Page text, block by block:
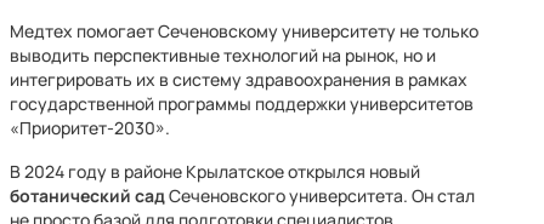
Медтех помогает Сеченовскому университету не только
выводить перспективные технологий на рынок, но и
интегрировать их в систему здравоохранения в рамках
государственной программы поддержки университетов
«Приоритет-2030».
В 2024 году в районе Крылатское открылся новый
ботанический садСеченовского университета. Он стал